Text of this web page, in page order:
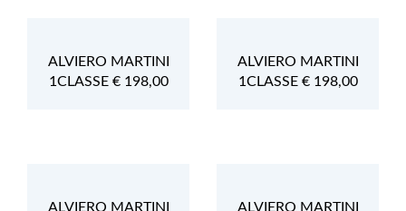
ALVIERO MARTINI
1CLASSE € 198,00
ALVIERO MARTINI
1CLASSE € 198,00
ALVIERO MARTINI
ALVIERO MARTINI